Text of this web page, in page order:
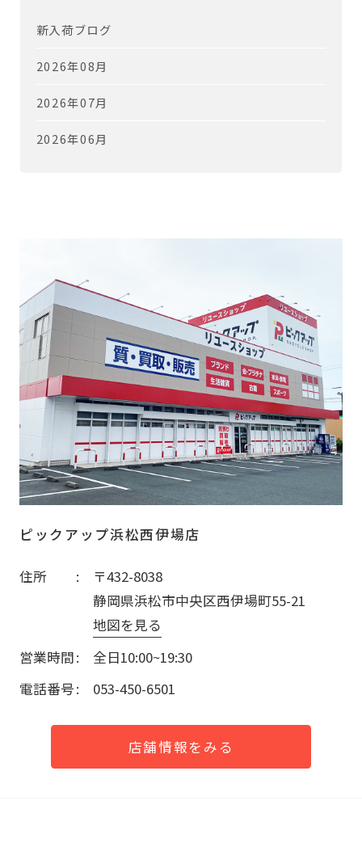
新入荷ブログ
2026年08月
2026年07月
2026年06月
ピックアップ浜松西伊場店
住所
〒432-8038
静岡県浜松市中央区西伊場町55-21
地図を見る
営業時間
全日10:00~19:30
電話番号
053-450-6501
店舗情報をみる